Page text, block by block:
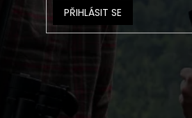
PŘIHLÁSIT SE